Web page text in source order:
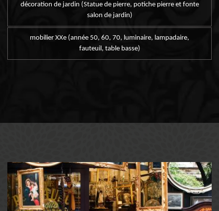
décoration de jardin (Statue de pierre, potiche pierre et fonte
salon de jardin)
mobilier XXe (année 50, 60, 70, luminaire, lampadaire,
fauteuil, table basse)